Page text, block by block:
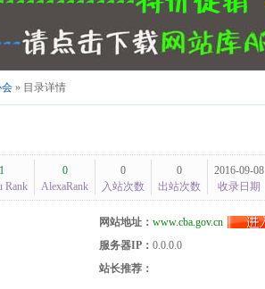
» 目录详情
1
Rank
0
AlexaRank
0
入站次数
0
出站次数
2016-09-08
收录日期
网站地址： www.cba.gov.cn
服务器IP： 0.0.0.0
站长推荐：